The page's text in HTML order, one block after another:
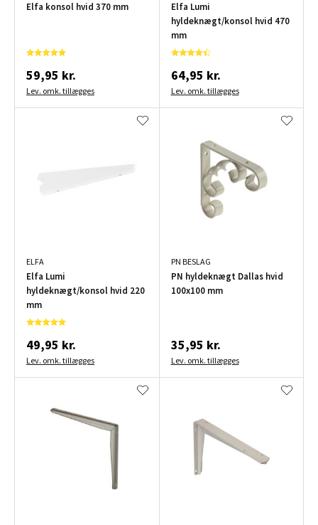
Elfa konsol hvid 370 mm
59,95 kr.
Lev. omk. tillægges
Elfa Lumi
hyldeknægt/konsol hvid 470
mm
64,95 kr.
Lev. omk. tillægges
ELFA
Elfa Lumi
hyldeknægt/konsol hvid 220
mm
49,95 kr.
Lev. omk. tillægges
PN BESLAG
PN hyldeknægt Dallas hvid
100x100 mm
35,95 kr.
Lev. omk. tillægges